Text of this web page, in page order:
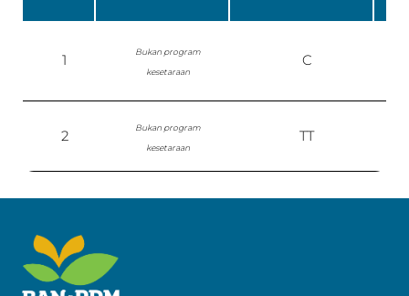
1
Bukan program
kesetaraan
C
2
Bukan program
kesetaraan
TT